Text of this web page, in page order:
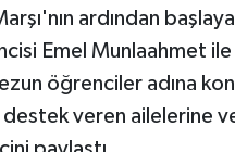
ardından
Emel Munlaahmet
öğrenciler adına
veren ailelerine